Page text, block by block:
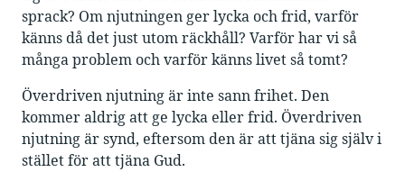
sprack? Om njutningen ger lycka och frid, varför
känns då det just utom räckhåll? Varför har vi så
många problem och varför känns livet så tomt?
Överdriven njutning är inte sann frihet. Den
kommer aldrig att ge lycka eller frid. Överdriven
njutning är synd, eftersom den är att tjäna sig själv i
stället för att tjäna Gud.